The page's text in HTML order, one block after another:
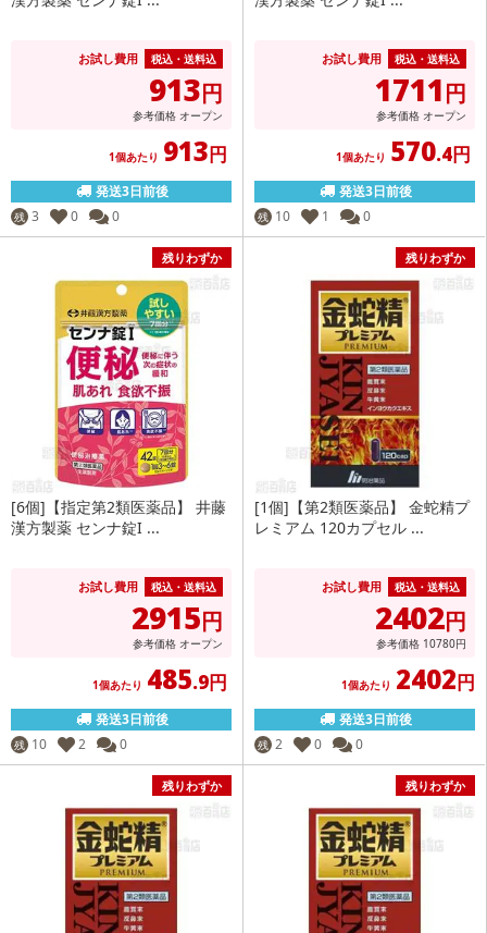
お試し費用 税込・送料込
913円
参考価格 オープン
1個あたり 913円
発送3日前後
残 3 0 0
お試し費用 税込・送料込
1711円
参考価格 オープン
1個あたり 570.4円
発送3日前後
残 10 1 0
残りわずか
[6個]【指定第2類医薬品】 井藤
漢方製薬 センナ錠I ...
お試し費用 税込・送料込
2915円
参考価格 オープン
1個あたり 485.9円
発送3日前後
残 10 2 0
残りわずか
[1個]【第2類医薬品】 金蛇精プ
レミアム 120カプセル ...
お試し費用 税込・送料込
2402円
参考価格 10780円
1個あたり 2402円
発送3日前後
残 2 0 0
残りわずか 残りわずか